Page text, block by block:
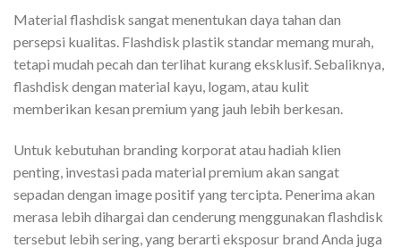
Material flashdisk sangat menentukan daya tahan dan
persepsi kualitas. Flashdisk plastik standar memang murah,
tetapi mudah pecah dan terlihat kurang eksklusif. Sebaliknya,
flashdisk dengan material kayu, logam, atau kulit
memberikan kesan premium yang jauh lebih berkesan.
Untuk kebutuhan branding korporat atau hadiah klien
penting, investasi pada material premium akan sangat
sepadan dengan image positif yang tercipta. Penerima akan
merasa lebih dihargai dan cenderung menggunakan flashdisk
tersebut lebih sering, yang berarti eksposur brand Anda juga